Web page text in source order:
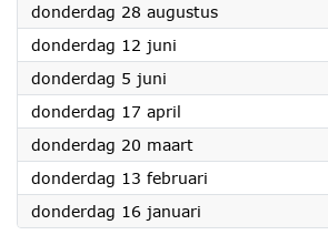
donderdag 28 augustus2025
donderdag 12 juni
donderdag 5 juni
donderdag 17 april
donderdag 20 maart2025
donderdag 13 februari
donderdag 16 januari